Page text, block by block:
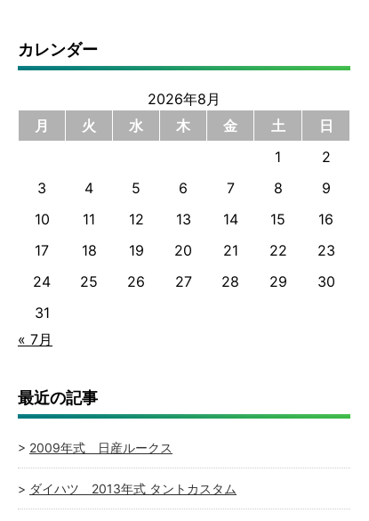
カレンダー
2026年8月
月
火 水 木 金 土
日
1
2
3
4 5 6 7 8
9
10
11 12 13 14 15
16
17
18 19 20 21 22
23
24
25 26 27 28 29
30
31
« 7月
最近の記事
2009年式 日産ルークス
ダイハツ 2013年式 タントカスタム